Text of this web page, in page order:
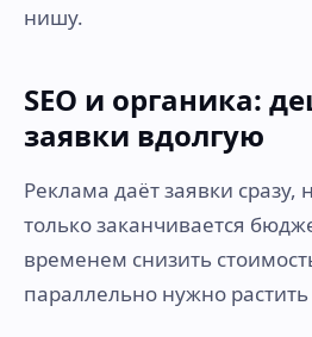
нишу.
SEO и органика:
заявки вдолгую
Реклама даёт заявки сразу,
только заканчивается
временем снизить
параллельно нужно растить